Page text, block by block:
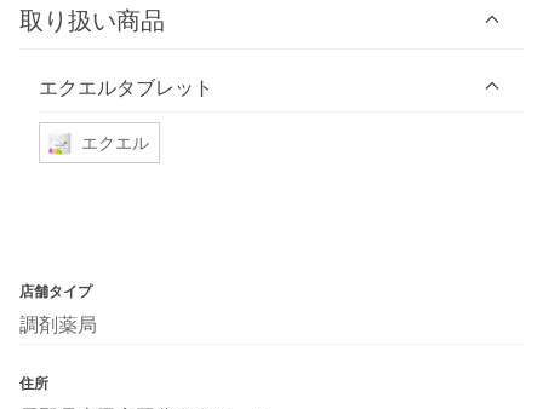
取り扱い商品
エクエルタブレット
エクエル
店舗タイプ
調剤薬局
住所